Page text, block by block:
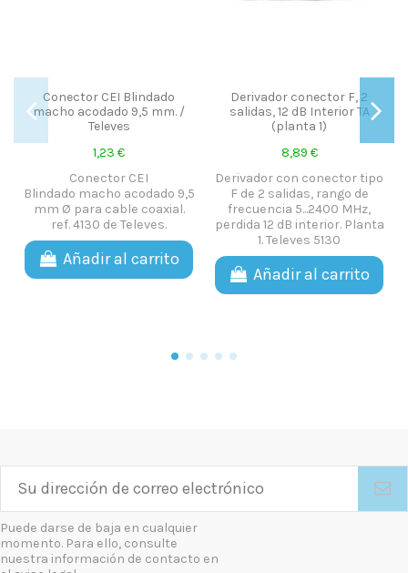
F, 2
Interior TA
tipo
rango de
MHz,
Planta
5130
carrito
Conector Adaptador F
hembra - F hembra /Televes
Conector Adaptador F
hembra a F hembra
empalmador 4173 de
Televes.
Añadir al carrito
Derivador
salidas, 19 dB
Derivador con
F de 8 salidas,
frecuencia
perdida 19 dB
1. Televes
Ver Más
Puede darse de baja en cualquier
momento. Para ello, consulte
nuestra información de contacto en